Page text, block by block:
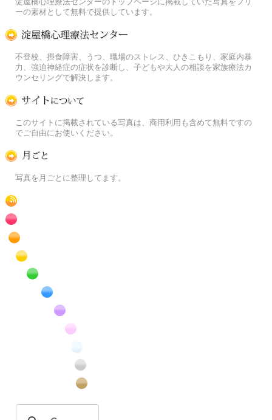
ーの素材として無料で提供しています。
不登校、摂食障害、うつ、職場のストレス、ひきこもり、家庭内暴
力、強迫神経症の症状を診断し、子どもや大人の相談を家族療法カ
ウンセリングで解決します。
このサイトに掲載されている写真は、商用利用も含めて無料ですの
でご自由にお使いください。
写真を月ごとに整理してます。
RSS
赤色の花のフリー写真素材
橙色の花のフリー写真素材
黄色の花のフリー写真素材
緑色の花のフリー写真素材
青色の花のフリー写真素材
紫色の花のフリー写真素材
白色の花のフリー写真素材
昆虫のフリー写真素材